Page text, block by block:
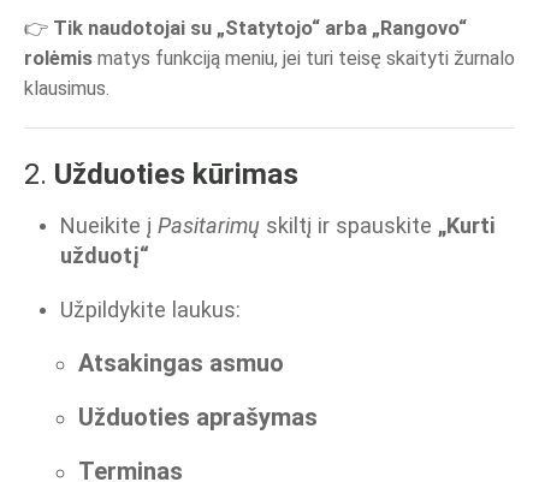
👉 Tik naudotojai su „Statytojo“ arba „Rangovo“
rolėmis matys funkciją meniu, jei turi teisę skaityti žurnalo
klausimus.
2. Užduoties kūrimas
Nueikite į Pasitarimų skiltį ir spauskite „Kurti
užduotį“
Užpildykite laukus:
Atsakingas asmuo
Užduoties aprašymas
Terminas